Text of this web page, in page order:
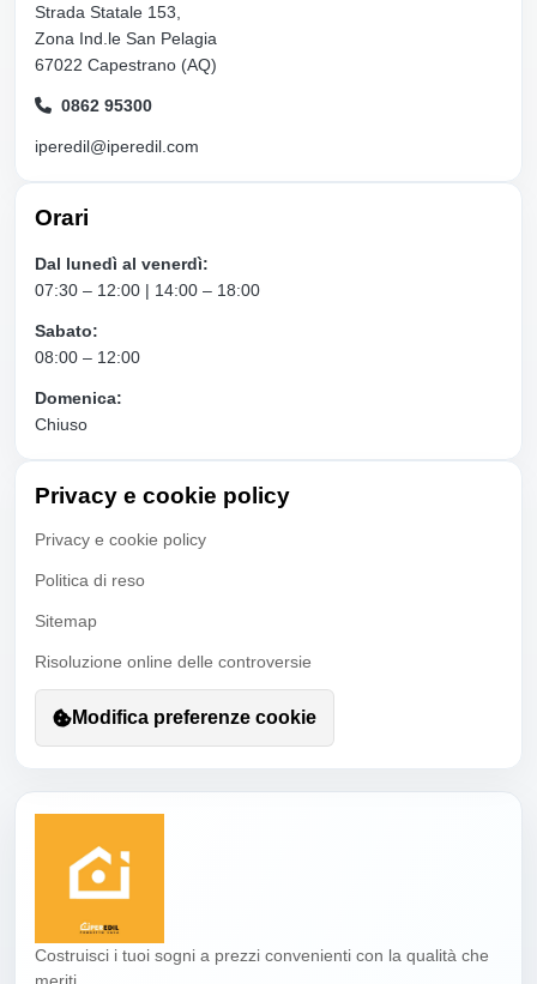
Strada Statale 153,
Zona Ind.le San Pelagia
67022 Capestrano (AQ)
0862 95300
iperedil@iperedil.com
Orari
Dal lunedì al venerdì:
07:30 – 12:00 | 14:00 – 18:00
Sabato:
08:00 – 12:00
Domenica:
Chiuso
Privacy e cookie policy
Privacy e cookie policy
Politica di reso
Sitemap
Risoluzione online delle controversie
Modifica preferenze cookie
Costruisci i tuoi sogni a prezzi convenienti con la qualità che
meriti.